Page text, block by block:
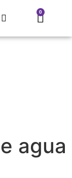
0
agua